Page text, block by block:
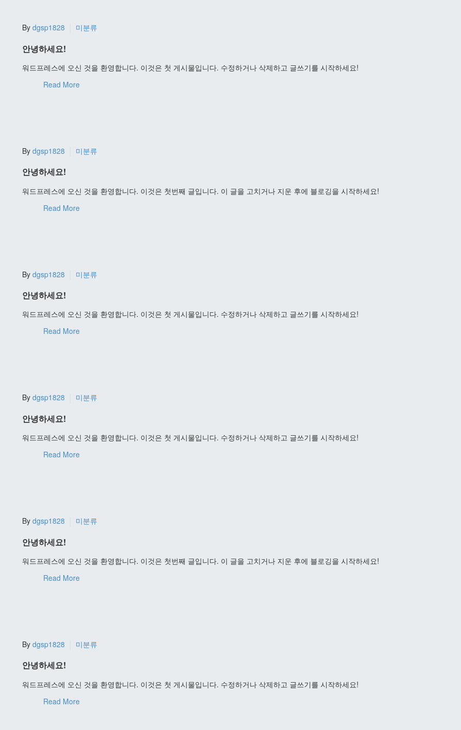
By dgsp1828 미분류
안녕하세요!
워드프레스에 오신 것을 환영합니다. 이것은 첫 게시물입니다. 수정하거나 삭제하고 글쓰기를 시작하세요!
Read More
By dgsp1828 미분류
안녕하세요!
워드프레스에 오신 것을 환영합니다. 이것은 첫번째 글입니다. 이 글을 고치거나 지운 후에 블로깅을 시작하세요!
Read More
By dgsp1828 미분류
안녕하세요!
워드프레스에 오신 것을 환영합니다. 이것은 첫 게시물입니다. 수정하거나 삭제하고 글쓰기를 시작하세요!
Read More
By dgsp1828 미분류
안녕하세요!
워드프레스에 오신 것을 환영합니다. 이것은 첫 게시물입니다. 수정하거나 삭제하고 글쓰기를 시작하세요!
Read More
By dgsp1828 미분류
안녕하세요!
워드프레스에 오신 것을 환영합니다. 이것은 첫번째 글입니다. 이 글을 고치거나 지운 후에 블로깅을 시작하세요!
Read More
By dgsp1828 미분류
안녕하세요!
워드프레스에 오신 것을 환영합니다. 이것은 첫 게시물입니다. 수정하거나 삭제하고 글쓰기를 시작하세요!
Read More